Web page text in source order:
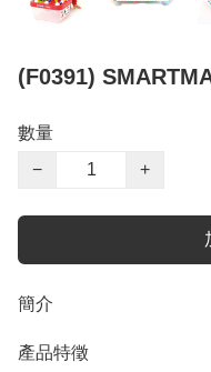
(F0391)
數量
−
+
簡介
產品特徵